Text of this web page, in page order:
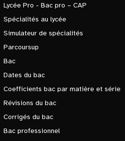
Lycée Pro - Bac pro – CAP
Spécialités au lycée
Simulateur de spécialités
Parcoursup
Bac
Dates du bac
Coefficients bac par matière et série
Révisions du bac
Corrigés du bac
Bac professionnel